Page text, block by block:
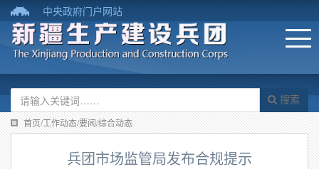
中央政府门户网站
搜索
首页/工作动态/要闻/综合动态
兵团市场监管局发布合规提示